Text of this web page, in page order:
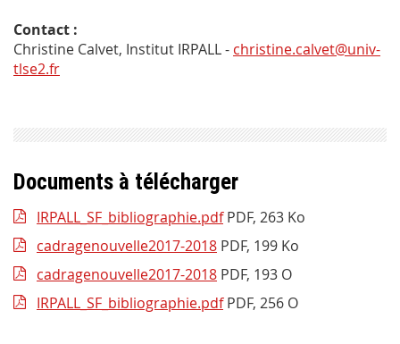
Contact :
Christine Calvet, Institut IRPALL - christine.calvet@univ-
tlse2.fr
Documents à télécharger
IRPALL_SF_bibliographie.pdf PDF, 263 Ko
cadragenouvelle2017-2018 PDF, 199 Ko
cadragenouvelle2017-2018 PDF, 193 O
IRPALL_SF_bibliographie.pdf PDF, 256 O